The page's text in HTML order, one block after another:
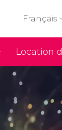
Location
Français